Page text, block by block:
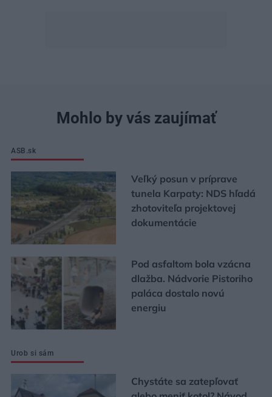
Mohlo by vás zaujímať
ASB.sk
Veľký posun v príprave
tunela Karpaty: NDS hľadá
zhotoviteľa projektovej
dokumentácie
Pod asfaltom bola vzácna
dlažba. Nádvorie Pistoriho
paláca dostalo novú
energiu
Urob si sám
Chystáte sa zatepľovať